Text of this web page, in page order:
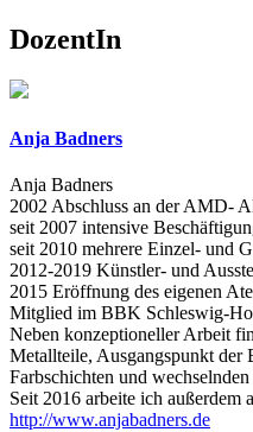
DozentIn
Anja Badners
Anja Badners
2002 Abschluss an der AMD-
seit 2007 intensive
seit 2010 mehrere Einzel- und
2012-2019 Künstler- und
2015 Eröffnung des eigenen
Mitglied im BBK Schleswig-
Neben konzeptioneller Arbeit
Metallteile, Ausgangspunkt der
Farbschichten und
Seit 2016 arbeite ich
http://www.anjabadners.de